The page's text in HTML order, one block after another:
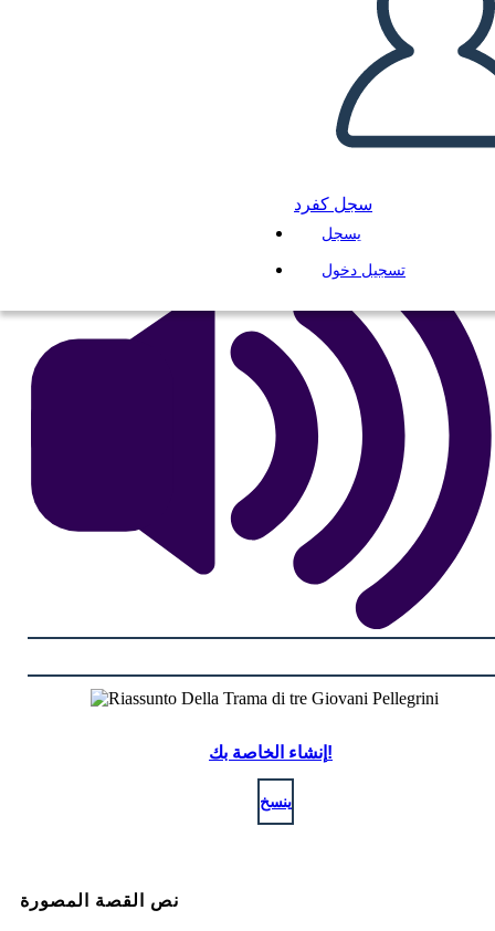
سجل كفرد
يسجل
تسجيل دخول
إنشاء الخاصة بك!
ينسخ
نص القصة المصورة